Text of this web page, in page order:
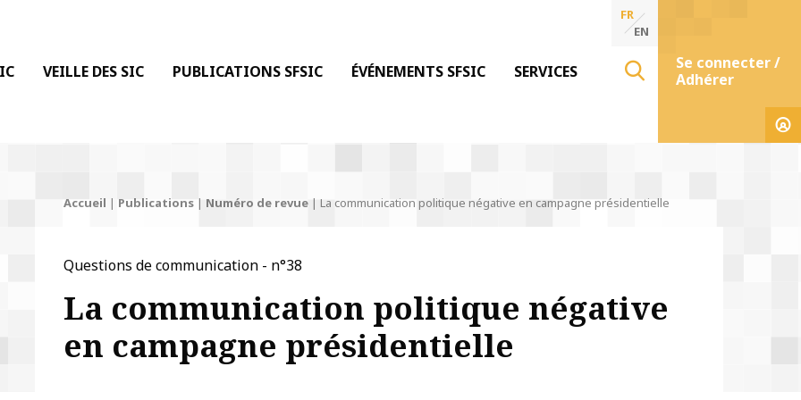
LA COMMUNICATION
VEILLE DES SIC PUBLICATIONS SFSIC ÉVÉNEMENTS SFSIC SERVICES
FR
EN
Se connecter /
Adhérer
Accueil | Publications| Numéro de revue| La communication politique négative en campagne présidentielle
Questions de communication - n°38
La communication politique négative
en campagne présidentielle